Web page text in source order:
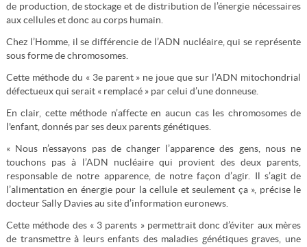
de production, de stockage et de distribution de l’énergie nécessaires
aux cellules et donc au corps humain.
Chez l’Homme, il se différencie de l’ADN nucléaire, qui se représente
sous forme de chromosomes.
Cette méthode du « 3e parent » ne joue que sur l’ADN mitochondrial
défectueux qui serait « remplacé » par celui d’une donneuse.
En clair, cette méthode n’affecte en aucun cas les chromosomes de
l'enfant, donnés par ses deux parents génétiques.
« Nous n’essayons pas de changer l’apparence des gens, nous ne
touchons pas à l’ADN nucléaire qui provient des deux parents,
responsable de notre apparence, de notre façon d’agir. Il s’agit de
l’alimentation en énergie pour la cellule et seulement ça », précise le
docteur Sally Davies au site d’information euronews.
Cette méthode des « 3 parents » permettrait donc d’éviter aux mères
de transmettre à leurs enfants des maladies génétiques graves, une